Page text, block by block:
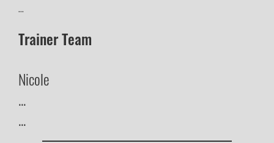
...
Trainer Team
Nicole
...
...